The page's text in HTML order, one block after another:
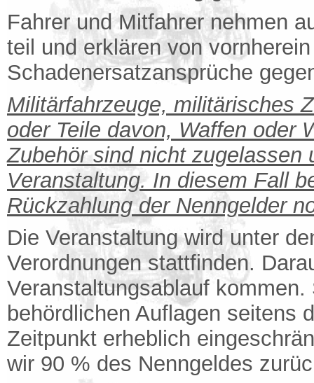
Fahrer und Mitfahrer nehmen
teil und erklären von
Schadenersatzansprüche
Militärfahrzeuge, militärisches
oder Teile davon, Waffen oder
Zubehör sind nicht zugelassen
Veranstaltung. In diesem Fall
Rückzahlung der Nenngelder
Die Veranstaltung wird unter
Verordnungen stattfinden.
Veranstaltungsablauf
behördlichen Auflagen seitens
Zeitpunkt erheblich
wir 90 % des Nenngeldes